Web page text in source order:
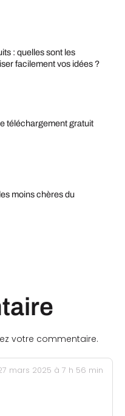
: quelles sont les
facilement vos idées ?
téléchargement gratuit
moins chères du
votre commentaire.
mars 2025 à 7 h 56 min